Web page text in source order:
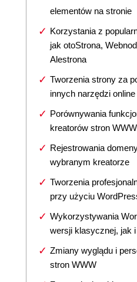
elementów na stronie
Korzystania z
jak otoStrona,
Alestrona
Tworzenia strony za
innych narzędzi online
Porównywania
kreatorów stron WWW
Rejestrowania
wybranym kreatorze
Tworzenia
przy użyciu
Wykorzystywania
wersji klasycznej, jak
Zmiany wyglądu i
stron WWW